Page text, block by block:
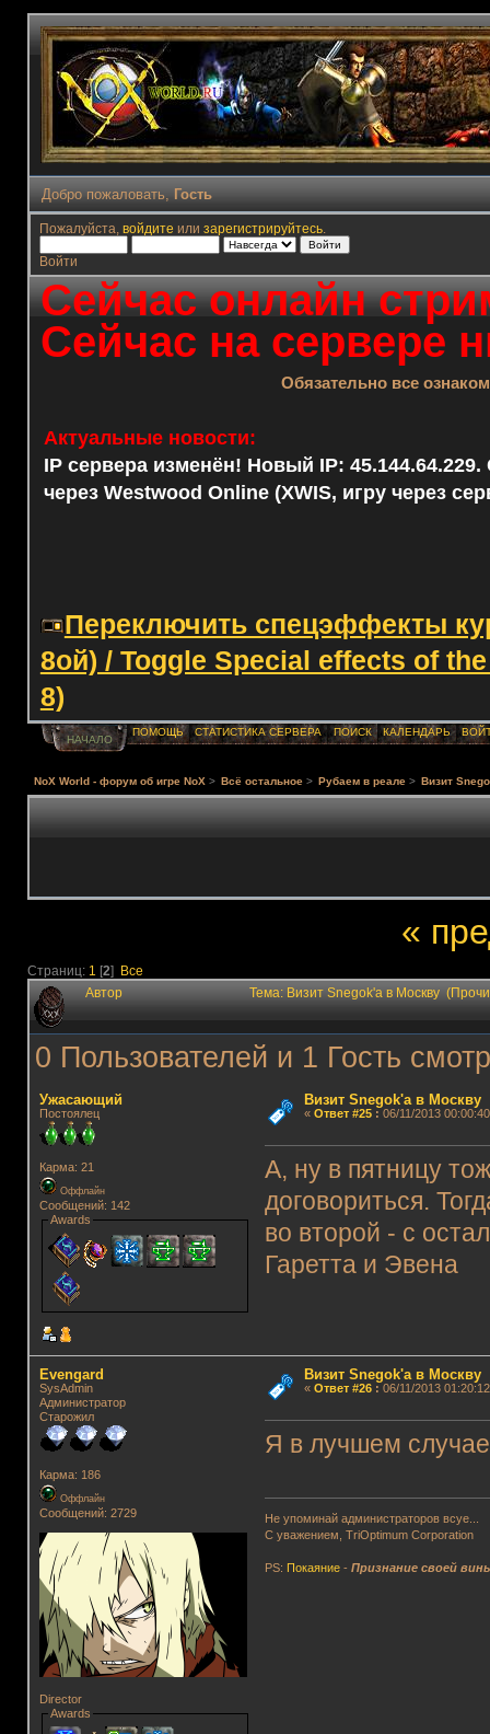
Добро пожаловать, Гость
Пожалуйста, войдите или зарегистрируйтесь.
Войти
Сейчас онлайн
Сейчас на сервере
Обязательно все
Актуальные новости:
IP сервера изменён! Новый IP: 45.144.64.229.
через Westwood Online (XWIS, игру через
Переключить спецэффекты
8ой) / Toggle Special effects of
8)
НАЧАЛО
ПОМОЩЬ СТАТИСТИКА СЕРВЕРА ПОИСК КАЛЕНДАРЬ
NoX World - форум об игре NoX > Всё остальное > Рубаем в реале > Визит
«
Страниц: 1 [2] Все
Автор Тема: Визит Snegok'а в Москву
0 Пользователей и 1 Гость
Ужасающий
Постоялец
Карма: 21
Оффлайн
Сообщений: 142
Awards
Визит Snegok'а в Москву
« Ответ #25: 06/11/2013
А, ну в пятницу
договориться.
во второй - с
Гаретта и Эвена
Evengard
SysAdmin
Администратор
Старожил
Карма: 186
Оффлайн
Сообщений: 2729
Director
Awards
Визит Snegok'а в Москву
« Ответ #26: 06/11/2013
Я в лучшем
Не упоминай администраторов всуе...
С уважением, TriOptimum Corporation
PS: Покаяние -Признание своей